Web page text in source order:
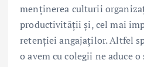
menținerea culturii
productivității și, cel mai
retenției angajaților. Altfel
o avem cu colegii ne aduce